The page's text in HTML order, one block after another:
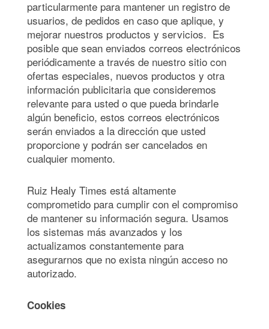
particularmente para mantener un registro de
usuarios, de pedidos en caso que aplique, y
mejorar nuestros productos y servicios. Es
posible que sean enviados correos electrónicos
periódicamente a través de nuestro sitio con
ofertas especiales, nuevos productos y otra
información publicitaria que consideremos
relevante para usted o que pueda brindarle
algún beneficio, estos correos electrónicos
serán enviados a la dirección que usted
proporcione y podrán ser cancelados en
cualquier momento.
Ruiz Healy Times está altamente
comprometido para cumplir con el compromiso
de mantener su información segura. Usamos
los sistemas más avanzados y los
actualizamos constantemente para
asegurarnos que no exista ningún acceso no
autorizado.
Cookies